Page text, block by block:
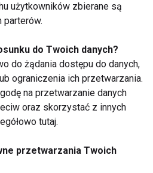
i
To jeszcze ból
menstruacyjny czy już
endometrioza?
użytkowników zbierane są
parterów.
do Twoich danych?
do żądania dostępu do danych,
ograniczenia ich przetwarzania.
na przetwarzanie danych
oraz skorzystać z innych
tutaj.
przetwarzania Twoich